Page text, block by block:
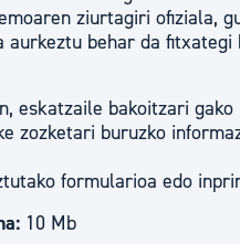
ziurtagiri ofiziala,
behar da fitxategi
eskatzaile bakoitzari
zozketari buruzko
formularioa edo
10 Mb